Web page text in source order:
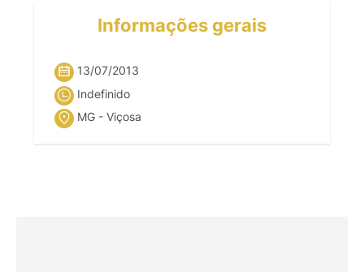
Informações gerais
13/07/2013
Indefinido
MG - Viçosa